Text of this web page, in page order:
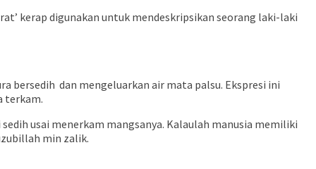
kerap digunakan untuk men­deskripsikan seorang laki-laki
bersedih dan mengeluarkan air mata palsu. Ekspresi ini
terkam.
usai menerkam mangsanya. Kalaulah manusia memiliki
min zalik.